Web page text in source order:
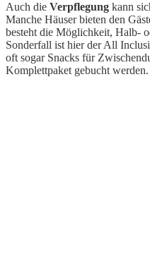
Auch die Verpflegung kann
Manche Häuser bieten den
besteht die Möglichkeit, Halb-
Sonderfall ist hier der All
oft sogar Snacks für
Komplettpaket gebucht werden.